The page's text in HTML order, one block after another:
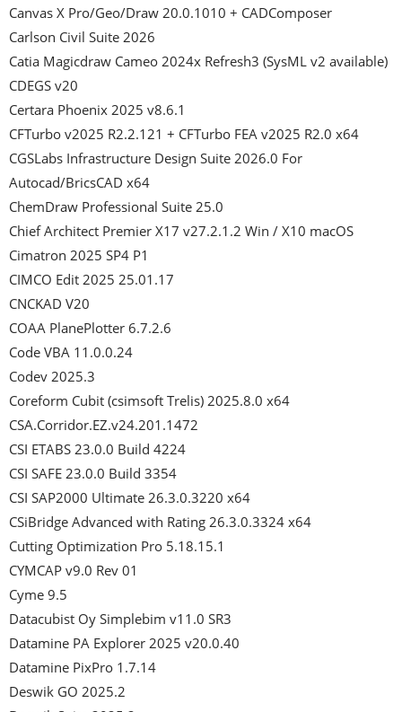
Canvas X Pro/Geo/Draw 20.0.1010 + CADComposer
Carlson Civil Suite 2026
Catia Magicdraw Cameo 2024x Refresh3 (SysML v2 available)
CDEGS v20
Certara Phoenix 2025 v8.6.1
CFTurbo v2025 R2.2.121 + CFTurbo FEA v2025 R2.0 x64
CGSLabs Infrastructure Design Suite 2026.0 For
Autocad/BricsCAD x64
ChemDraw Professional Suite 25.0
Chief Architect Premier X17 v27.2.1.2 Win / X10 macOS
Cimatron 2025 SP4 P1
CIMCO Edit 2025 25.01.17
CNCKAD V20
COAA PlanePlotter 6.7.2.6
Code VBA 11.0.0.24
Codev 2025.3
Coreform Cubit (csimsoft Trelis) 2025.8.0 x64
CSA.Corridor.EZ.v24.201.1472
CSI ETABS 23.0.0 Build 4224
CSI SAFE 23.0.0 Build 3354
CSI SAP2000 Ultimate 26.3.0.3220 x64
CSiBridge Advanced with Rating 26.3.0.3324 x64
Cutting Optimization Pro 5.18.15.1
CYMCAP v9.0 Rev 01
Cyme 9.5
Datacubist Oy Simplebim v11.0 SR3
Datamine PA Explorer 2025 v20.0.40
Datamine PixPro 1.7.14
Deswik GO 2025.2